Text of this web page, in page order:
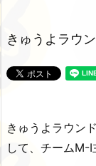
きゅうよラウ
きゅうよラウン
して、チームM-I